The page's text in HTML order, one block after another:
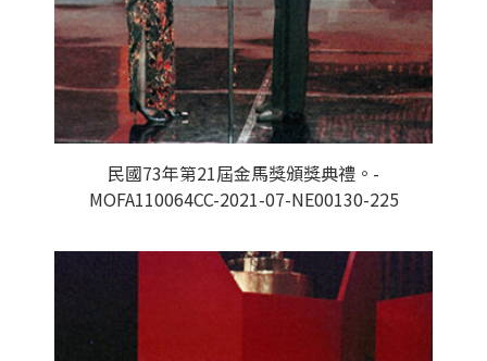
民國73年第21屆金馬獎頒獎典禮。-
MOFA110064CC-2021-07-NE00130-225